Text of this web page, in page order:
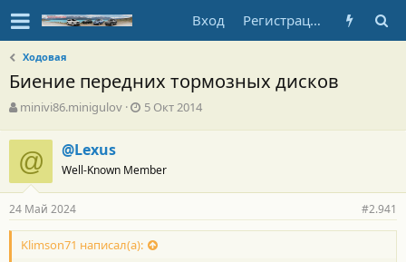
Вход Регистрация
Ходовая
Биение передних тормозных дисков
А
т
о
р
т
е
м
ы
minivi86.minigulov
Д
н
а
л
а
5 Окт 2014
@ @Lexus
Well-Known Member
24 Май 2024 #2.941
Klimson71 написал(а):